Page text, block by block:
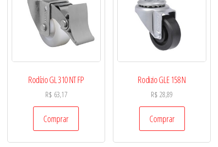
Rodízio GL 310 NT FP
R$ 63,17
Comprar
Rodizio GLE 158 N
R$ 28,89
Comprar